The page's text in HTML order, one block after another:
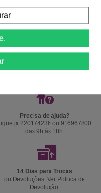
Precisa de ajuda?
já 220174236 ou 916967800
das 9h às 18h.
14 Dias para Trocas
ou Devoluções. Ver Politica de
Devolução.